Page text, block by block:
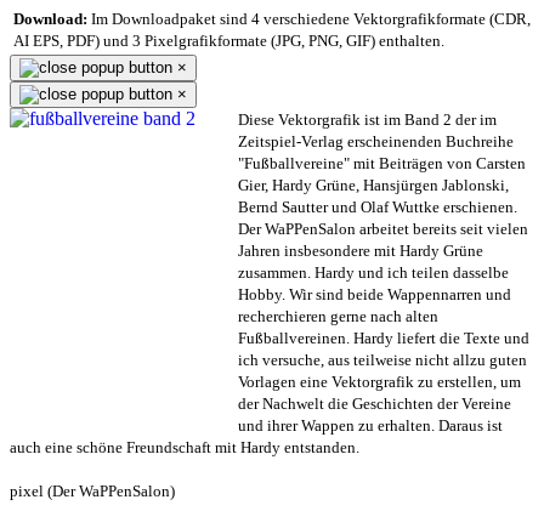
Download: Im Downloadpaket sind 4 verschiedene Vektorgrafikformate (CDR,
AI EPS, PDF) und 3 Pixelgrafikformate (JPG, PNG, GIF) enthalten.
×
×
Diese Vektorgrafik ist im Band 2 der im
Zeitspiel-Verlag erscheinenden Buchreihe
"Fußballvereine" mit Beiträgen von Carsten
Gier, Hardy Grüne, Hansjürgen Jablonski,
Bernd Sautter und Olaf Wuttke erschienen.
Der WaPPenSalon arbeitet bereits seit vielen
Jahren insbesondere mit Hardy Grüne
zusammen. Hardy und ich teilen dasselbe
Hobby. Wir sind beide Wappennarren und
recherchieren gerne nach alten
Fußballvereinen. Hardy liefert die Texte und
ich versuche, aus teilweise nicht allzu guten
Vorlagen eine Vektorgrafik zu erstellen, um
der Nachwelt die Geschichten der Vereine
und ihrer Wappen zu erhalten. Daraus ist
auch eine schöne Freundschaft mit Hardy entstanden.
pixel (Der WaPPenSalon)